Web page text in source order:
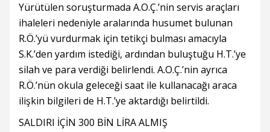
Yürütülen soruşturmada A.O.Ç.’nin servis araçları
ihaleleri nedeniyle aralarında husumet bulunan
R.Ö.’yü vurdurmak için tetikçi bulması amacıyla
S.K.’den yardım istediği, ardından buluştuğu H.T.’ye
silah ve para verdiği belirlendi. A.O.Ç.’nin ayrıca
R.Ö.’nün okula geleceği saat ile kullanacağı araca
ilişkin bilgileri de H.T.’ye aktardığı belirtildi.
SALDIRI İÇİN 300 BİN LİRA ALMIŞ